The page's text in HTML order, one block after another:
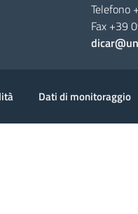
Telefono
Fax +39
Dati di monitoraggio